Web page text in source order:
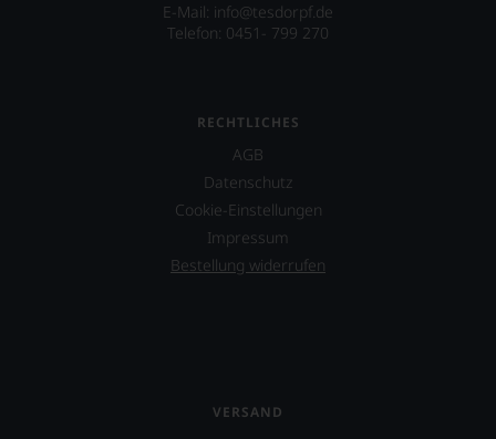
E-Mail: info@tesdorpf.de
Telefon: 0451- 799 270
RECHTLICHES
AGB
Datenschutz
Cookie-Einstellungen
Impressum
Bestellung widerrufen
VERSAND